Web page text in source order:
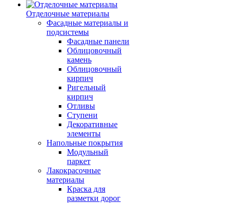
Отделочные материалы
Фасадные материалы и
подсистемы
Фасадные панели
Облицовочный
камень
Облицовочный
кирпич
Ригельный
кирпич
Отливы
Ступени
Декоративные
элементы
Напольные покрытия
Модульный
паркет
Лакокрасочные
материалы
Краска для
разметки дорог